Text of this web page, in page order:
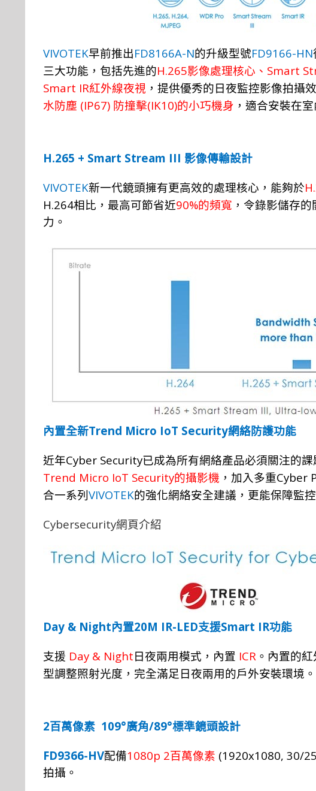
VIVOTEK早前推出FD8166A-N的升級型號FD9166-HN
三大功能， 包括先進的H.265影像處理核心 、 Smart
Smart IR紅外線夜視 ，提供優秀的日夜監控影像拍攝效
水防塵 (IP67) 防撞擊(IK10)的小巧機身 ， 適合安裝在室
H.265 + Smart Stream III 影像傳輸設計
VIVOTEK新一代鏡頭擁有更高效的處理核心，能夠於
H.264相比 ，最高可節省近90%的頻寬 ，令錄影儲存
力。
內置全新Trend Micro IoT Security網絡防護功能
近年Cyber Security已成為所有網絡產品必須關注的課
Trend Micro IoT Security的攝影機 ，加入多重Cyber
合一系列 VIVOTEK的強化網絡安全建議，更能保障監
Cybersecurity網頁介紹
Day & Night內置20M IR-LED支援Smart IR功能
支援 Day & Night 日夜兩用模式，內置 ICR 。內置的
型調整照射光度，完全滿足日夜兩用的戶外安裝環境。
2百萬像素 109°廣角/89°標準鏡頭設計
FD9366-HV配備1080p 2百萬像素 (1920x1080, 30/
拍攝。